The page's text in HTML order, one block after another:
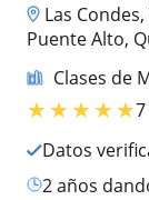
Las
Puente Alto,
Clases de
★★★★★
Datos
2 años